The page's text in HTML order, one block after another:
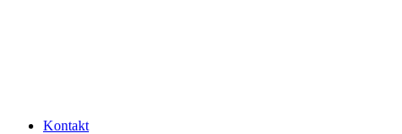
Kontakt